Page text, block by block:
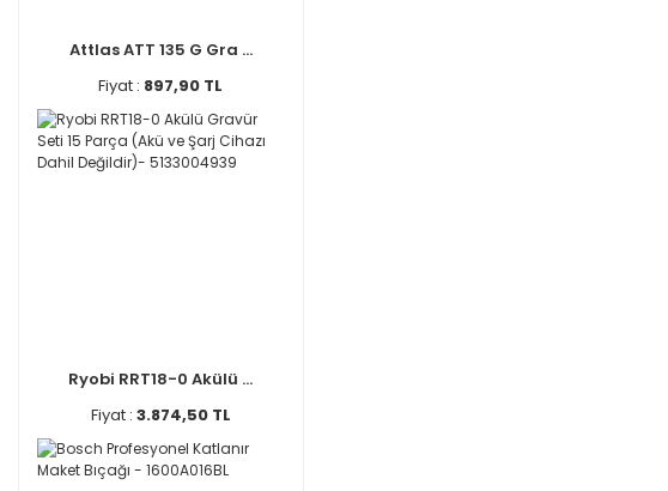
Attlas ATT 135 G Gra ...
Fiyat : 897,90 TL
Ryobi RRT18-0 Akülü ...
Fiyat : 3.874,50 TL